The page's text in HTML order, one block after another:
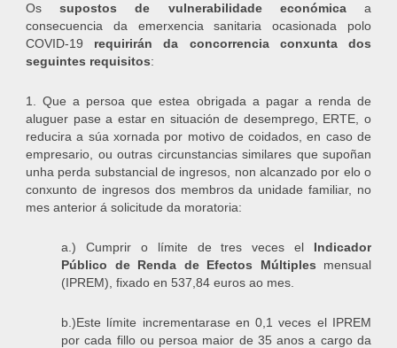
Ossupostos de vulnerabilidade económicaa
consecuencia da emerxencia sanitaria ocasionada polo
COVID-19 requirirán da concorrencia conxunta dos
seguintes requisitos:
1. Que a persoa que estea obrigada a pagar a renda de
aluguer pase a estar en situación de desemprego, ERTE, o
reducira a súa xornada por motivo de coidados, en caso de
empresario, ou outras circunstancias similares que supoñan
unha perda substancial de ingresos, non alcanzado por elo o
conxunto de ingresos dos membros da unidade familiar, no
mes anterior á solicitude da moratoria:
a.) Cumprir o límite de tres veces el Indicador
Público de Renda de Efectos Múltiples mensual
(IPREM), fixado en 537,84 euros ao mes.
b.)Este límite incrementarase en 0,1 veces el IPREM
por cada fillo ou persoa maior de 35 anos a cargo da